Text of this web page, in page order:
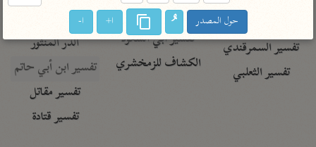
تفسير الثعالبي
تفسير السمرقندي
تفسير الثعلبي
البسيط للواحدي
تفسير أبي السعود
الكشاف للزمخشري
الدر المنثور
تفسير ابن أبي حاتم
تفسير مقاتل
تفسير قتادة
حول المصدر ا+ ا-